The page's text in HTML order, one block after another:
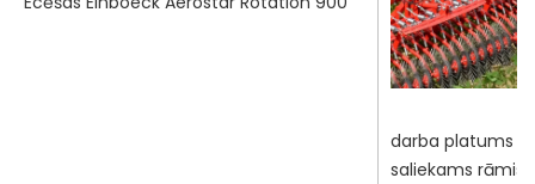
darba platums
saliekams rāmis,